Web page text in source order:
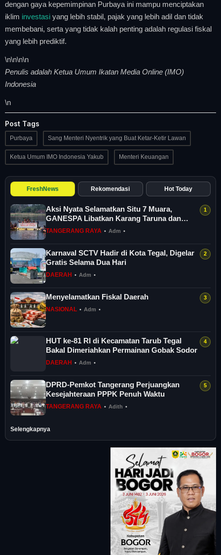
dengan gaya kepemimpinan Purbaya ini mampu menciptakan
iklim investasi yang lebih stabil, pajak yang lebih adil dan tidak
membebani, serta yang tidak kalah penting adalah regulasi fiskal
yang lebih prediktif.
\n\n\n\n
Penulis adalah Ketua Umum Ikatan Media Online (IMO)
Indonesia
\n
Post Tags
Purbaya Sang Menteri Nyentrik yang Buat Ketar-Ketir Lawan
Ketua Umum IMO Indonesia Yakub Menteri Keuangan
FreshNews Rekomendasi Hot Today
Aksi Nyata Selamatkan Situ 7 Muara,
GANESPA Libatkan Karang Taruna dan
Komunitas
TANGERANG RAYA • Adm •
Karnaval SCTV Hadir di Kota Tegal, Digelar
Gratis Selama Dua Hari
DAERAH • Adm •
Menyelamatkan Fiskal Daerah
NASIONAL • Adm •
HUT ke-81 RI di Kecamatan Tarub Tegal
Bakal Dimeriahkan Permainan Gobak Sodor
DAERAH • Adm •
DPRD-Pemkot Tangerang Perjuangkan
Kesejahteraan PPPK Penuh Waktu
TANGERANG RAYA • Adith •
Selengkapnya